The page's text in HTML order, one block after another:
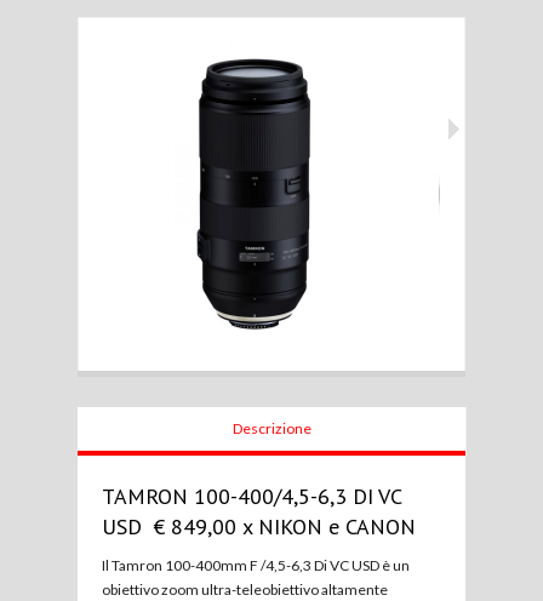
Descrizione
TAMRON 100-400/4,5-6,3 DI VC
USD € 849,00 x NIKON e CANON
Il Tamron 100-400mm F /4,5-6,3 Di VC USD è un
obiettivo zoom ultra-teleobiettivo altamente